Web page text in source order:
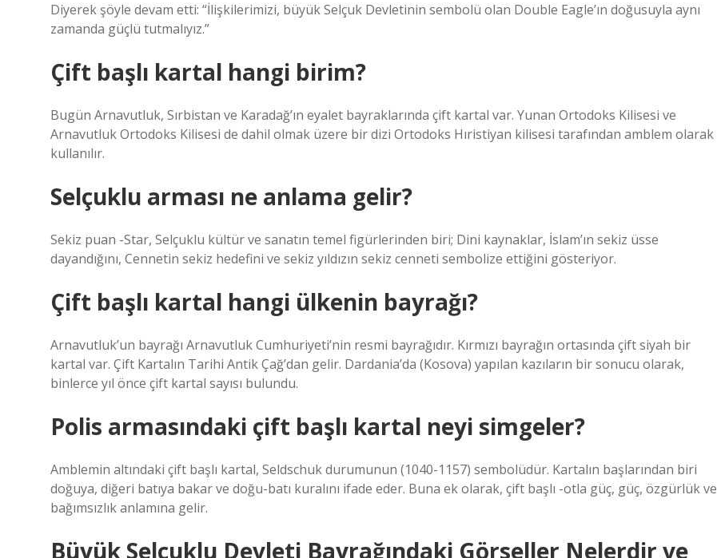
Diyerek şöyle devam etti: “İlişkilerimizi, büyük Selçuk Devletinin sembolü olan Double Eagle’ın doğusuyla aynı
zamanda güçlü tutmalıyız.”
Çift başlı kartal hangi birim?
Bugün Arnavutluk, Sırbistan ve Karadağ’ın eyalet bayraklarında çift kartal var. Yunan Ortodoks Kilisesi ve
Arnavutluk Ortodoks Kilisesi de dahil olmak üzere bir dizi Ortodoks Hıristiyan kilisesi tarafından amblem olarak
kullanılır.
Selçuklu arması ne anlama gelir?
Sekiz puan -Star, Selçuklu kültür ve sanatın temel figürlerinden biri; Dini kaynaklar, İslam’ın sekiz üsse
dayandığını, Cennetin sekiz hedefini ve sekiz yıldızın sekiz cenneti sembolize ettiğini gösteriyor.
Çift başlı kartal hangi ülkenin bayrağı?
Arnavutluk’un bayrağı Arnavutluk Cumhuriyeti’nin resmi bayrağıdır. Kırmızı bayrağın ortasında çift siyah bir
kartal var. Çift Kartalın Tarihi Antik Çağ’dan gelir. Dardania’da (Kosova) yapılan kazıların bir sonucu olarak,
binlerce yıl önce çift kartal sayısı bulundu.
Polis armasındaki çift başlı kartal neyi simgeler?
Amblemin altındaki çift başlı kartal, Seldschuk durumunun (1040-1157) sembolüdür. Kartalın başlarından biri
doğuya, diğeri batıya bakar ve doğu-batı kuralını ifade eder. Buna ek olarak, çift başlı -otla güç, güç, özgürlük ve
bağımsızlık anlamına gelir.
Büyük Selçuklu Devleti Bayrağındaki Görseller Nelerdir ve